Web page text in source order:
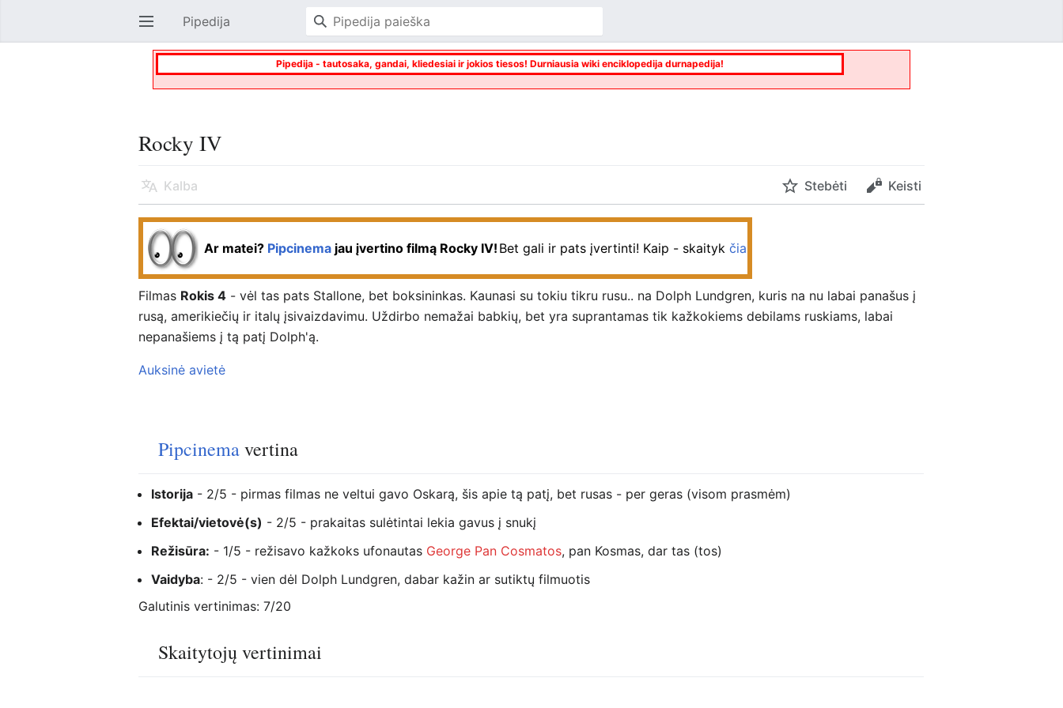
Atverti pagrindinį meniu Pipedija
Pipedija - tautosaka, gandai, kliedesiai ir jokios tiesos! Durniausia wiki enciklopedija durnapedija!
Rocky IV
Kalba Stebėti Keisti
Ar matei? Pipcinema jau įvertino filmą Rocky IV! Bet gali ir pats įvertinti! Kaip - skaitykčia
Filmas Rokis 4 - vėl tas pats Stallone, bet boksininkas. Kaunasi su tokiu tikru rusu.. na Dolph Lundgren, kuris na nu labai panašus į
rusą, amerikiečių ir italų įsivaizdavimu. Uždirbo nemažai babkių, bet yra suprantamas tik kažkokiems debilams ruskiams, labai
nepanašiems į tą patį Dolph'ą.
Auksinė avietė
Pipcinemavertina
Istorija - 2/5 - pirmas filmas ne veltui gavo Oskarą, šis apie tą patį, bet rusas - per geras (visom prasmėm)
Efektai/vietovė(s) - 2/5 - prakaitas sulėtintai lekia gavus į snukį
Režisūra: - 1/5 - režisavo kažkoks ufonautas George Pan Cosmatos, pan Kosmas, dar tas (tos)
Vaidyba: - 2/5 - vien dėl Dolph Lundgren, dabar kažin ar sutiktų filmuotis
Galutinis vertinimas: 7/20
Skaitytojų vertinimai